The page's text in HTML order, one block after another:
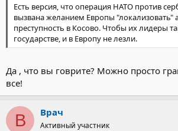
Есть версия, что операция НАТО против
вызвана желанием Европы "локализовать"
преступность в Косово. Чтобы их лидеры
государстве, и в Европу не лезли.
Да , что вы говрите? Можно просто
все!
В Врач
Активный участник